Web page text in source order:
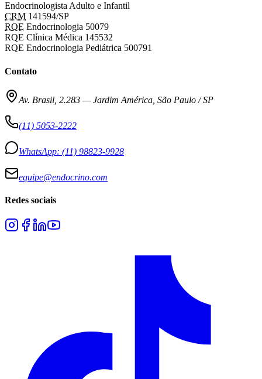
Endocrinologista Adulto e Infantil
CRM 141594/SP
RQE Endocrinologia 50079
RQE Clínica Médica 145532
RQE Endocrinologia Pediátrica 500791
Contato
Av. Brasil, 2.283 —Jardim América, São Paulo / SP
(11) 5053-2222
WhatsApp: (11) 98823-9928
equipe@endocrino.com
Redes sociais